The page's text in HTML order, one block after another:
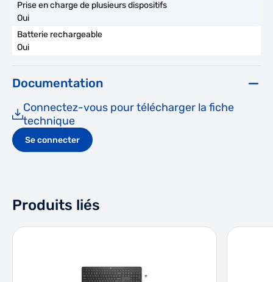
Oui
Oui
Documentation
Connectez-vous pour télécharger la fiche
technique
Se connecter
Produits liés